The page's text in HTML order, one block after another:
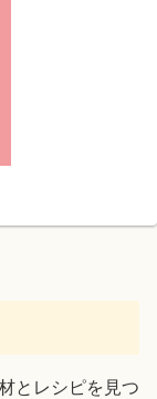
とレシピを見つ